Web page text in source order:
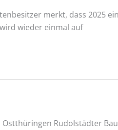
merkt, dass 2025
wieder einmal auf
Rudolstädter